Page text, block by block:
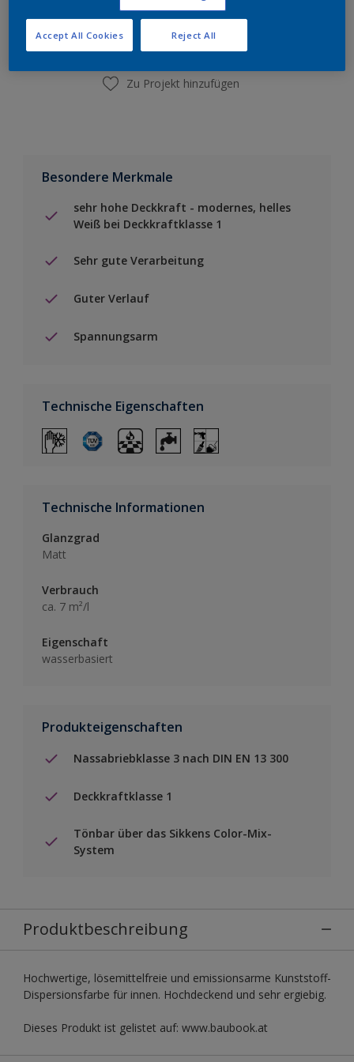
Einen Händler finden
Zu Projekt hinzufügen
Besondere Merkmale
sehr hohe Deckkraft - modernes, helles
Weiß bei Deckkraftklasse 1
Sehr gute Verarbeitung
Guter Verlauf
Spannungsarm
Technische Eigenschaften
Technische Informationen
Glanzgrad
Matt
Verbrauch
ca. 7 m²/l
Eigenschaft
wasserbasiert
Produkteigenschaften
Nassabriebklasse 3 nach DIN EN 13 300
Deckkraftklasse 1
Tönbar über das Sikkens Color-Mix-
System
Produktbeschreibung
Hochwertige, lösemittelfreie und emissionsarme Kunststoff-
Dispersionsfarbe für innen. Hochdeckend und sehr ergiebig.
Dieses Produkt ist gelistet auf: www.baubook.at
Reject All
Accept All Cookies